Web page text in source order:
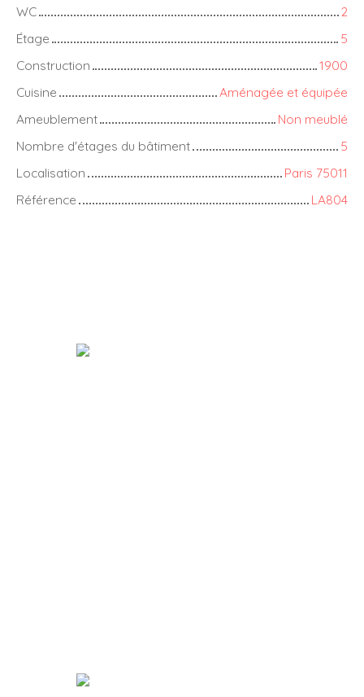
WC
2
Étage
5
Construction
1900
Cuisine
Aménagée et équipée
Ameublement
Non meublé
Nombre d'étages du bâtiment
5
Localisation
Paris 75011
Référence
LA804